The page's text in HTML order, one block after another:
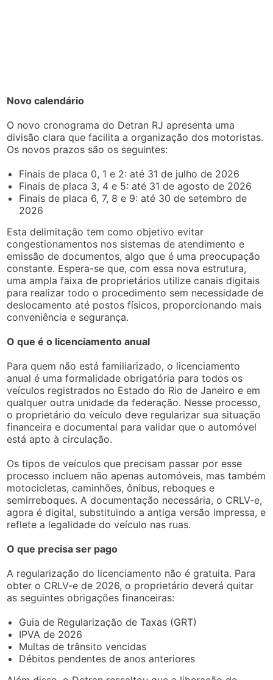
Novo calendário
O novo cronograma do Detran RJ apresenta uma
divisão clara que facilita a organização dos motoristas.
Os novos prazos são os seguintes:
Finais de placa 0, 1 e 2: até 31 de julho de 2026
Finais de placa 3, 4 e 5: até 31 de agosto de 2026
Finais de placa 6, 7, 8 e 9: até 30 de setembro de
2026
Esta delimitação tem como objetivo evitar
congestionamentos nos sistemas de atendimento e
emissão de documentos, algo que é uma preocupação
constante. Espera-se que, com essa nova estrutura,
uma ampla faixa de proprietários utilize canais digitais
para realizar todo o procedimento sem necessidade de
deslocamento até postos físicos, proporcionando mais
conveniência e segurança.
O que é o licenciamento anual
Para quem não está familiarizado, o licenciamento
anual é uma formalidade obrigatória para todos os
veículos registrados no Estado do Rio de Janeiro e em
qualquer outra unidade da federação. Nesse processo,
o proprietário do veículo deve regularizar sua situação
financeira e documental para validar que o automóvel
está apto à circulação.
Os tipos de veículos que precisam passar por esse
processo incluem não apenas automóveis, mas também
motocicletas, caminhões, ônibus, reboques e
semirreboques. A documentação necessária, o CRLV-e,
agora é digital, substituindo a antiga versão impressa, e
reflete a legalidade do veículo nas ruas.
O que precisa ser pago
A regularização do licenciamento não é gratuita. Para
obter o CRLV-e de 2026, o proprietário deverá quitar
as seguintes obrigações financeiras:
Guia de Regularização de Taxas (GRT)
IPVA de 2026
Multas de trânsito vencidas
Débitos pendentes de anos anteriores